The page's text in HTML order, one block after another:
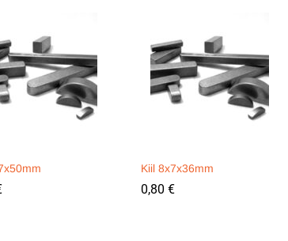
Kiil 8x7x36mm
0,80 €
0,80 €